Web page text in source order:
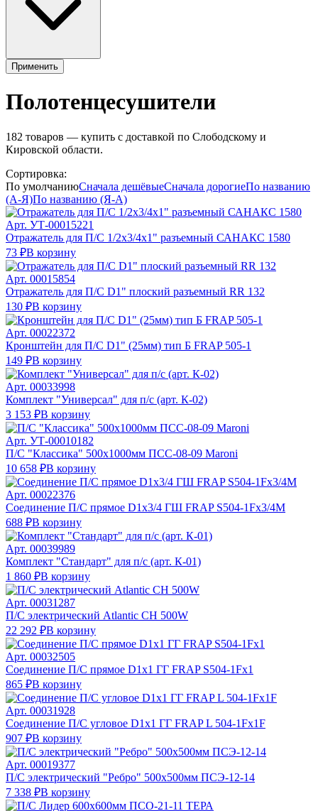
Применить
Полотенцесушители
182 товаров — купить с доставкой по Слободскому и
Кировской области.
Сортировка:
По умолчаниюСначала дешёвыеСначала дорогиеПо названию
(А-Я)По названию (Я-А)
Арт. УТ-00015221
Отражатель для П/С 1/2х3/4х1" разъемный САНАКС 1580
73 ₽В корзину
Арт. 00015854
Отражатель для П/С D1" плоский разъемный RR 132
130 ₽В корзину
Арт. 00022372
Кронштейн для П/С D1" (25мм) тип Б FRAP 505-1
149 ₽В корзину
Арт. 00033998
Комплект "Универсал" для п/с (арт. К-02)
3 153 ₽В корзину
Арт. УТ-00010182
П/С "Классика" 500х1000мм ПСС-08-09 Maroni
10 658 ₽В корзину
Арт. 00022376
Соединение П/С прямое D1х3/4 ГШ FRAP S504-1Fх3/4М
688 ₽В корзину
Арт. 00039989
Комплект "Стандарт" для п/с (арт. К-01)
1 860 ₽В корзину
Арт. 00031287
П/С электрический Atlantic CH 500W
22 292 ₽В корзину
Арт. 00032505
Соединение П/С прямое D1х1 ГГ FRAP S504-1Fх1
865 ₽В корзину
Арт. 00031928
Соединение П/С угловое D1х1 ГГ FRAP L 504-1Fх1F
907 ₽В корзину
Арт. 00019377
П/С электрический "Ребро" 500х500мм ПСЭ-12-14
7 338 ₽В корзину